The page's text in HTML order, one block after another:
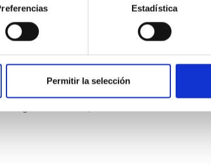
Estadística
Permitir la selección
lugar muy remoto, donde el Sol apenas roza Allá
reposa. Tan misterioso como evidente,
al sentir que se congelan. Aquel paisaje tan
y de olor repugnante. Es todo lo que quiero para
hielos para enfriar mi ansiedad. “Microrrelatos